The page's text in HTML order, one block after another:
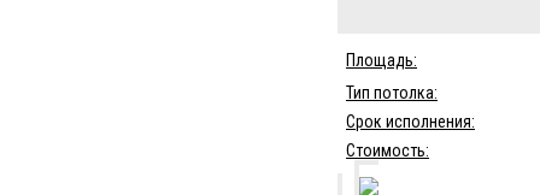
Площадь:
Тип потолка:
Срок исполнения:
Стоимость: